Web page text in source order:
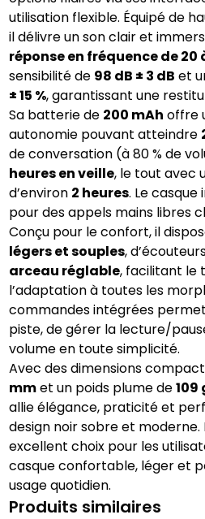
utilisation flexible. Équipé de
il délivre un son clair et
réponse en fréquence de 20
sensibilité de 98 dB ± 3 dB et
± 15 %, garantissant une
Sa batterie de 200 mAh offre
autonomie pouvant atteindre
de conversation (à 80 % de
heures en veille, le tout avec
d’environ 2 heures. Le
pour des appels mains libres
Conçu pour le confort, il
légers et souples,
arceau réglable, facilitant le
l’adaptation à toutes les
commandes intégrées
piste, de gérer la lecture/
volume en toute simplicité.
Avec des dimensions
mmet un poids plume de109
allie élégance, praticité et
design noir sobre et moderne.
excellent choix pour les
casque confortable, léger et
usage quotidien.
Produits similaires